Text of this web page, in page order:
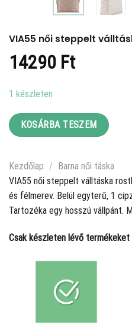
VIA55 női steppelt
14290 Ft
1 készleten
KOSÁRBA TESZEM
Kezdőlap /
Barna női táska
VIA55 női steppelt válltáska
és félmerev. Belül egyterű, 1
Tartozéka egy hosszú vállpánt.
Csak készleten lévő